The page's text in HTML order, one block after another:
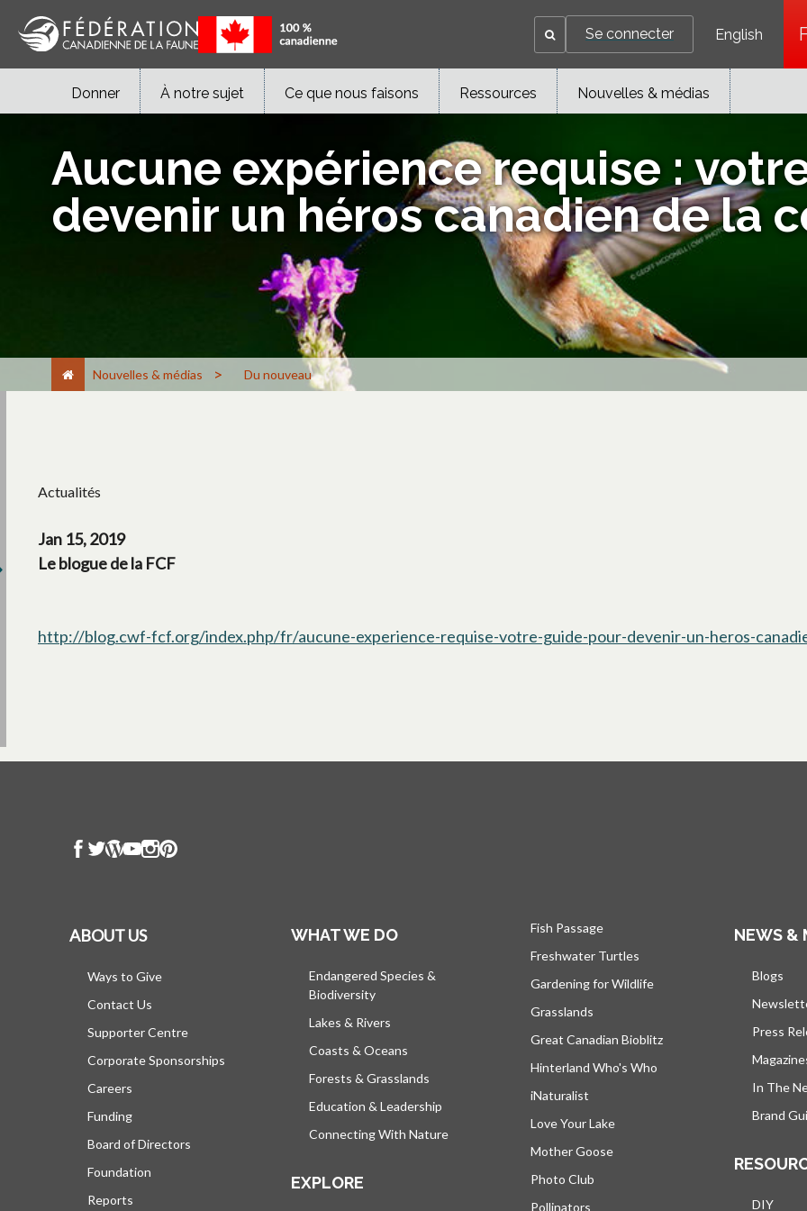
Se connecter English
Donner À notre sujet Ce que nous faisons Ressources Nouvelles & médias
Aucune expérience requise :
devenir un héros canadien de la
Nouvelles & médias > Du nouveau
Actualités
Jan 15, 2019
Le blogue de la FCF
http://blog.cwf-fcf.org/index.php/fr/aucune-experience-requise-votre-guide-pour-devenir-un-heros-
ABOUT US
Ways to Give
Contact Us
Supporter Centre
Corporate Sponsorships
Careers
Funding
Board of Directors
Foundation
Reports
WHAT WE DO
Endangered Species &
Biodiversity
Lakes & Rivers
Coasts & Oceans
Forests & Grasslands
Education & Leadership
Connecting With Nature
EXPLORE
Fish Passage
Freshwater Turtles
Gardening for Wildlife
Grasslands
Great Canadian Bioblitz
Hinterland Who's Who
iNaturalist
Love Your Lake
Mother Goose
Photo Club
Pollinators
NEWS &
Blogs
Press
In The
Brand
DIY